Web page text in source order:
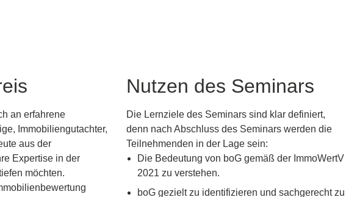
an erfahrene
Immobiliengutachter,
aus der
Expertise in der
möchten.
Nutzen des Seminars
Die Lernziele des Seminars sind klar definiert,
denn nach Abschluss des Seminars werden die
Teilnehmenden in der Lage sein:
Die Bedeutung von boG gemäß der ImmoWertV
2021 zu verstehen.
boG gezielt zu identifizieren und sachgerecht zu